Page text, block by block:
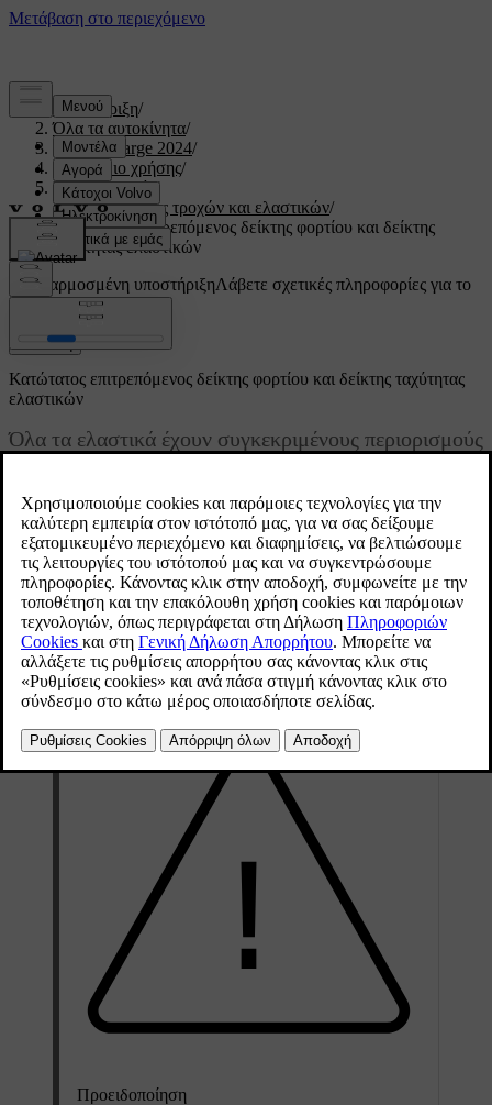
Υποστήριξη/
Όλα τα αυτοκίνητα/
C40 Recharge 2024/
Εγχειρίδιο χρήσης/
Προδιαγραφές/
Προδιαγραφές τροχών και ελαστικών/
Κατώτατος επιτρεπόμενος δείκτης φορτίου και δείκτης
ταχύτητας ελαστικών
Προσαρμοσμένη υποστήριξηΛάβετε σχετικές πληροφορίες για το
δικό σας αυτοκίνητο.
Σύνδεση
Ενημερώθηκε 30/03/2026
Κατώτατος επιτρεπόμενος δείκτης φορτίου και δείκτης ταχύτητας
ελαστικών
Όλα τα ελαστικά έχουν συγκεκριμένους περιορισμούς
αντιστοιχούν στη μέγιστη ταχύτητα του αυτοκινήτου
σας ή να την υπερβαίνουν.
Οι προδιαγραφές των ελαστικών σας πρέπει να είναι τουλάχιστον
ίσες ή μεγαλύτερες από:
Τον κατώτατο επιτρεπόμενο δείκτη φορτίου (LI) 100
Τον κατώτατο επιτρεπόμενο δείκτη ταχύτητας (SS) H
Προειδοποίηση